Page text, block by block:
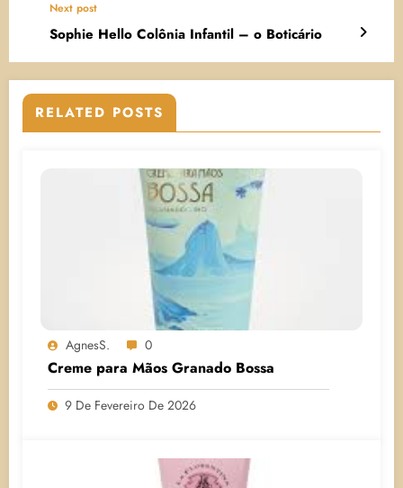
Next post
Sophie Hello Colônia Infantil – o Boticário
RELATED POSTS
AgnesS. 0
Creme para Mãos Granado Bossa
9 De Fevereiro De 2026